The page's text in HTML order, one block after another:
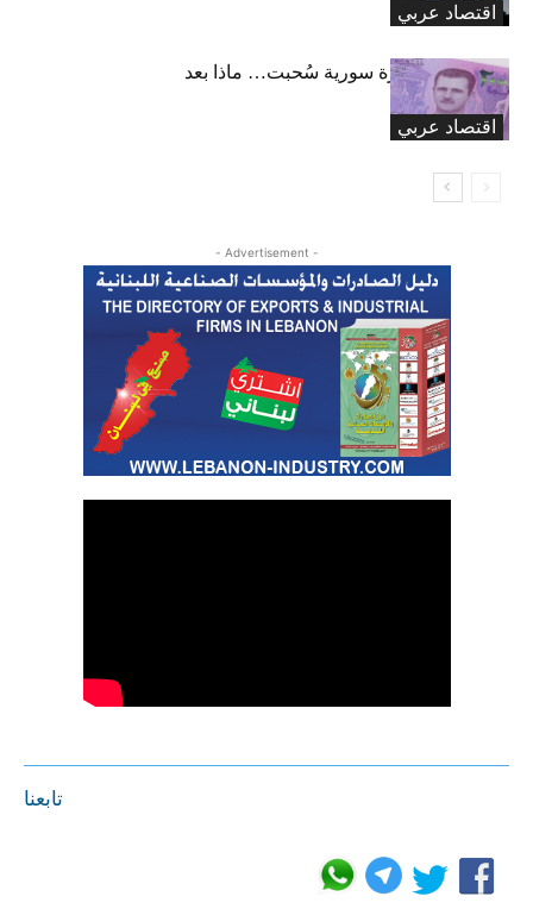
اقتصاد عربي
اقتصاد عربي
33.6 تريليون ليرة سورية سُحبت… ماذا بعد
انتهاء المهلة؟
- Advertisement -
تابعنا